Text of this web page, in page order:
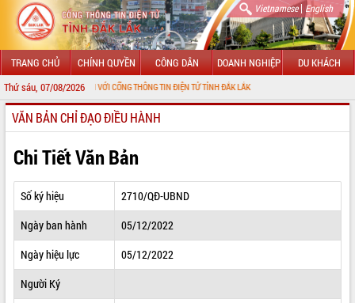
Vietnamese| English
TRANG CHỦ CHÍNH QUYỀN CÔNG DÂN DOANH NGHIỆP DU KHÁCH
Thứ sáu, 07/08/2026
MỪNG ĐẾN VỚI CỔNG THÔNG TIN ĐIỆN TỬ TỈNH ĐẮK LẮK
GIỚI THIỆU
LÃNH ĐẠO UBND TỈNH
TIN TỨC SỰ KIỆN
SỞ, BAN, NGÀNH
THÔNG TIN CHỈ ĐẠO ĐIỀU HÀNH
VĂN BẢN CHỈ ĐẠO ĐIỀU HÀNH
Chi Tiết Văn Bản
Số ký hiệu
2710/QĐ-UBND
Ngày ban hành
05/12/2022
Ngày hiệu lực
05/12/2022
Người Ký